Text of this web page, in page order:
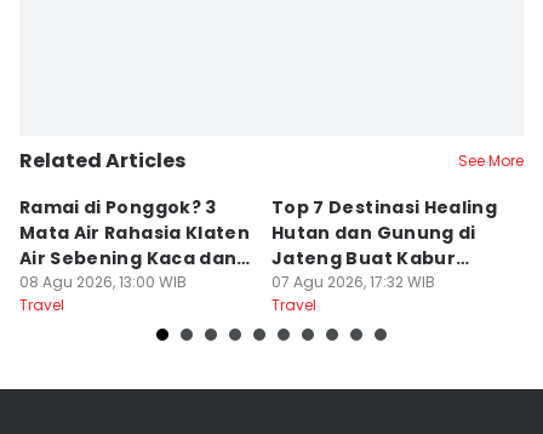
Related Articles See More
Ramai di Ponggok? 3
Mata Air Rahasia Klaten
Air Sebening Kaca dan
Masih Sepi
08 Agu 2026, 13:00 WIB
Travel
Top 7 Destinasi Healing
Hutan dan Gunung di
Jateng Buat Kabur
Sejenak, Under Rp200
Ribu
07 Agu 2026, 17:32 WIB
Travel